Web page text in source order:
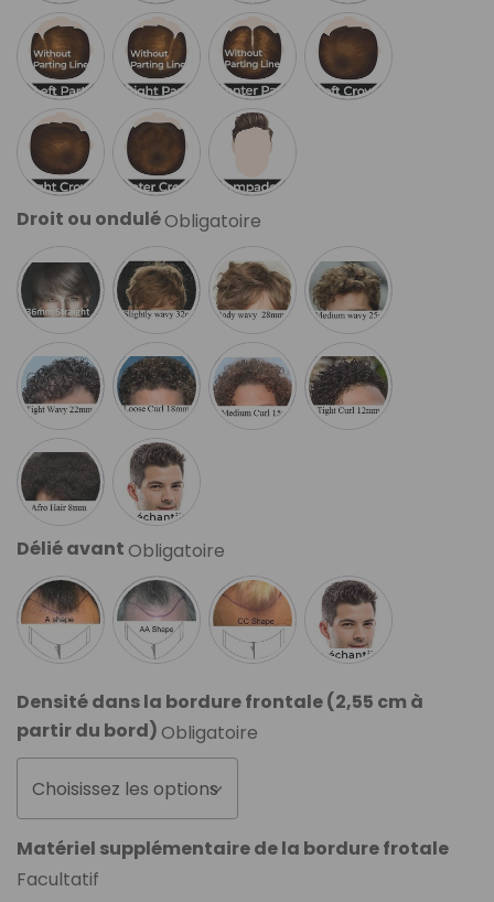
Droit ou onduléObligatoire
Délié avantObligatoire
Densité dans la bordure frontale (2,55 cm à
partir du bord)Obligatoire
Choisissez les options
Matériel supplémentaire de la bordure frotale
Facultatif